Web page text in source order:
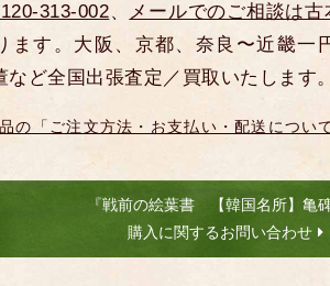
313-002、 メールでのご相談は
ます。大阪、京都、奈良〜近畿一
など全国出張査定／買取いたします。
の「ご注文方法・お支払い・配送につい
『戦前の絵葉書 【韓国名所】亀
購入に関するお問い合わせ